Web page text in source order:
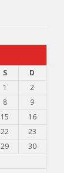
S
D
1
2
8
9
15
16
22
23
29
30